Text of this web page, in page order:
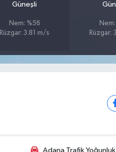
Güneşli
Nem: %56
Rüzgar: 3.81 m/s
Rüzgar:
Adana Trafik Yoğunluk